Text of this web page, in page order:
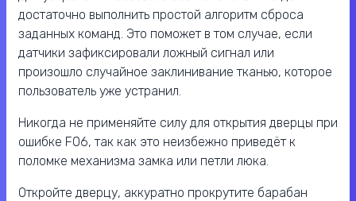
достаточно выполнить простой алгоритм сброса
заданных команд. Это поможет в том случае, если
датчики зафиксировали ложный сигнал или
произошло случайное заклинивание тканью, которое
пользователь уже устранил.
Никогда не применяйте силу для открытия дверцы при
ошибке F06, так как это неизбежно приведёт к
поломке механизма замка или петли люка.
Откройте дверцу, аккуратно прокрутите барабан